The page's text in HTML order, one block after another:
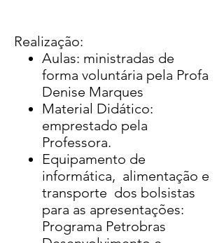
Realização:
Aulas: ministradas de
forma voluntária pela Profa
Denise Marques
Material Didático:
emprestado pela
Professora.
Equipamento de
informática, alimentação e
transporte dos bolsistas
para as apresentações:
Programa Petrobras